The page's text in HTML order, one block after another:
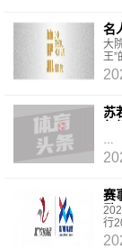
名
大
王
点
苏
赛
励
行2026.3.31 周
石